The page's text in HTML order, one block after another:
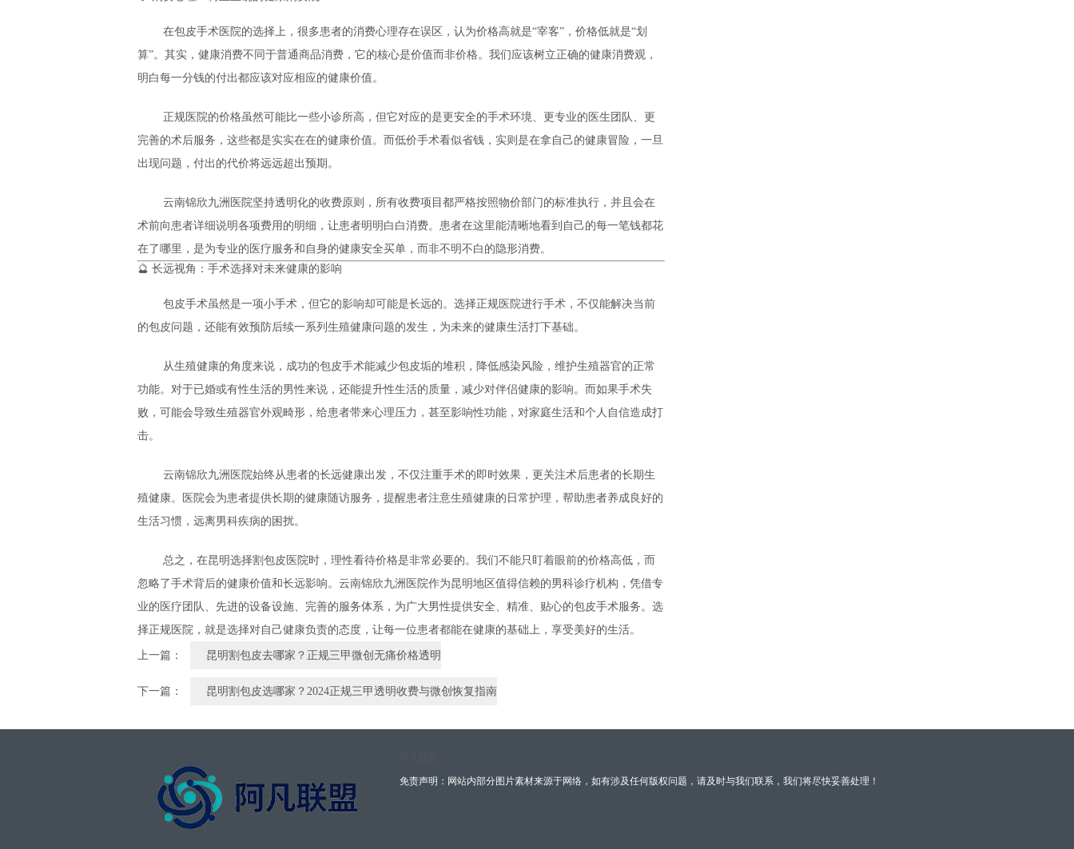
在包皮手术医院的选择上，很多患者的消费心理存在误区，认为价格高就是“宰客”，价格低就是“划
算”。其实，健康消费不同于普通商品消费，它的核心是价值而非价格。我们应该树立正确的健康消费观，
明白每一分钱的付出都应该对应相应的健康价值。
正规医院的价格虽然可能比一些小诊所高，但它对应的是更安全的手术环境、更专业的医生团队、更
完善的术后服务，这些都是实实在在的健康价值。而低价手术看似省钱，实则是在拿自己的健康冒险，一旦
出现问题，付出的代价将远远超出预期。
云南锦欣九洲医院坚持透明化的收费原则，所有收费项目都严格按照物价部门的标准执行，并且会在
术前向患者详细说明各项费用的明细，让患者明明白白消费。患者在这里能清晰地看到自己的每一笔钱都花
在了哪里，是为专业的医疗服务和自身的健康安全买单，而非不明不白的隐形消费。
🔮 长远视角：手术选择对未来健康的影响
包皮手术虽然是一项小手术，但它的影响却可能是长远的。选择正规医院进行手术，不仅能解决当前
的包皮问题，还能有效预防后续一系列生殖健康问题的发生，为未来的健康生活打下基础。
从生殖健康的角度来说，成功的包皮手术能减少包皮垢的堆积，降低感染风险，维护生殖器官的正常
功能。对于已婚或有性生活的男性来说，还能提升性生活的质量，减少对伴侣健康的影响。而如果手术失
败，可能会导致生殖器官外观畸形，给患者带来心理压力，甚至影响性功能，对家庭生活和个人自信造成打
击。
云南锦欣九洲医院始终从患者的长远健康出发，不仅注重手术的即时效果，更关注术后患者的长期生
殖健康。医院会为患者提供长期的健康随访服务，提醒患者注意生殖健康的日常护理，帮助患者养成良好的
生活习惯，远离男科疾病的困扰。
总之，在昆明选择割包皮医院时，理性看待价格是非常必要的。我们不能只盯着眼前的价格高低，而
忽略了手术背后的健康价值和长远影响。云南锦欣九洲医院作为昆明地区值得信赖的男科诊疗机构，凭借专
业的医疗团队、先进的设备设施、完善的服务体系，为广大男性提供安全、精准、贴心的包皮手术服务。选
择正规医院，就是选择对自己健康负责的态度，让每一位患者都能在健康的基础上，享受美好的生活。
上一篇： 昆明割包皮去哪家？正规三甲微创无痛价格透明
下一篇： 昆明割包皮选哪家？2024正规三甲透明收费与微创恢复指南
免责声明：网站内部分图片素材来源于网络，如有涉及任何版权问题，请及时与我们联系，我们将尽快妥善处理！